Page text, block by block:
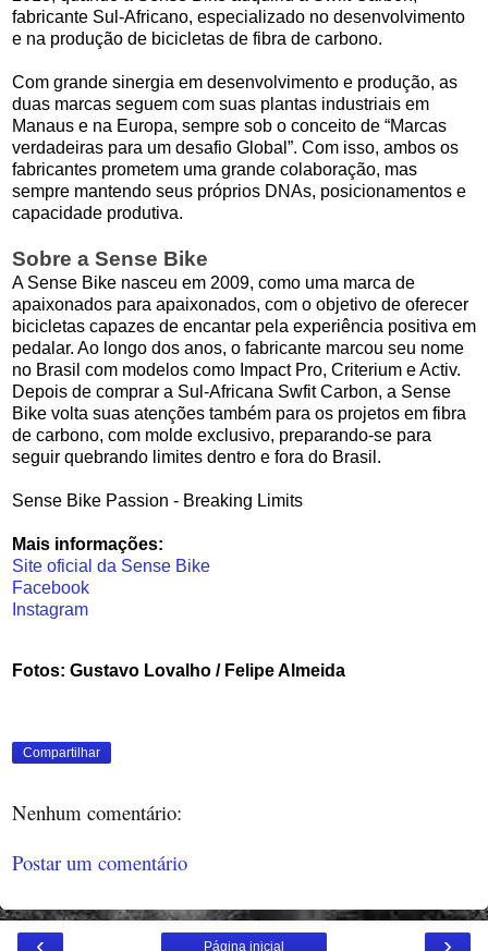
fabricante Sul-Africano, especializado no desenvolvimento
e na produção de bicicletas de fibra de carbono.
Com grande sinergia em desenvolvimento e produção, as
duas marcas seguem com suas plantas industriais em
Manaus e na Europa, sempre sob o conceito de “Marcas
verdadeiras para um desafio Global”. Com isso, ambos os
fabricantes prometem uma grande colaboração, mas
sempre mantendo seus próprios DNAs, posicionamentos e
capacidade produtiva.
Sobre a Sense Bike
A Sense Bike nasceu em 2009, como uma marca de
apaixonados para apaixonados, com o objetivo de oferecer
bicicletas capazes de encantar pela experiência positiva em
pedalar. Ao longo dos anos, o fabricante marcou seu nome
no Brasil com modelos como Impact Pro, Criterium e Activ.
Depois de comprar a Sul-Africana Swfit Carbon, a Sense
Bike volta suas atenções também para os projetos em fibra
de carbono, com molde exclusivo, preparando-se para
seguir quebrando limites dentro e fora do Brasil.
Sense Bike Passion - Breaking Limits
Mais informações:
Site oficial da Sense Bike
Facebook
Instagram
Fotos: Gustavo Lovalho / Felipe Almeida
Compartilhar
Nenhum comentário:
Postar um comentário
‹ ›
Página inicial